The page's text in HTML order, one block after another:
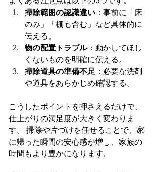
掃除範囲の認識違い ：事前に「床
のみ」「棚も含む」など具体的に
伝える。
物の配置トラブル：動かしてほし
くないものを明確に伝える。
掃除道具の準備不足 ：必要な洗剤
や道具をあらかじめ確認する。
こうしたポイントを押さえるだけで、
仕上がりの満足度が大きく変わりま
す。 掃除や片づけを任せることで、家
に帰った瞬間の安心感が増し、家族の
時間もより豊かになります。